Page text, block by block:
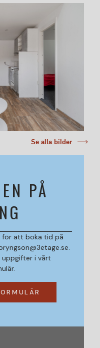
Se alla bilder
PÅ
för att boka tid på
uppgifter i vårt